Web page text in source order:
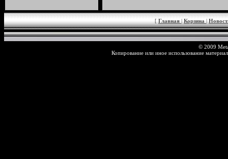
[ Главная | Корзина |
© 2009
Копирование или иное использование